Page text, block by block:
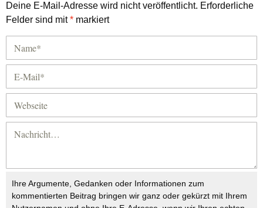
Deine E-Mail-Adresse wird nicht veröffentlicht. Erforderliche
Felder sind mit* markiert
Ihre Argumente, Gedanken oder Informationen zum
kommentierten Beitrag bringen wir ganz oder gekürzt mit Ihrem